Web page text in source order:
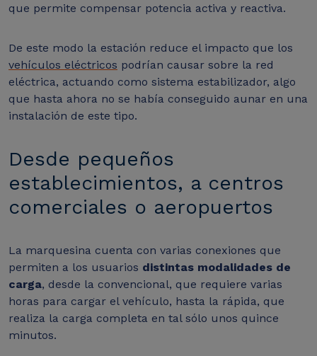
que permite compensar potencia activa y reactiva.
De este modo la estación reduce el impacto que los
vehículos eléctricos podrían causar sobre la red
eléctrica, actuando como sistema estabilizador, algo
que hasta ahora no se había conseguido aunar en una
instalación de este tipo.
Desde pequeños
establecimientos, a centros
comerciales o aeropuertos
La marquesina cuenta con varias conexiones que
permiten a los usuarios distintas modalidades de
carga, desde la convencional, que requiere varias
horas para cargar el vehículo, hasta la rápida, que
realiza la carga completa en tal sólo unos quince
minutos.